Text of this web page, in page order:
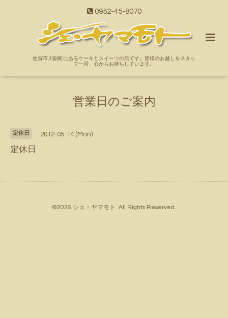
0952-45-8070
佐賀市川副町にあるケーキとスイーツの店です。皆様のお越しをスタッ
フ一同、心からお待ちしています。
営業日のご案内
定休日 2012-05-14 (Mon)
定休日
©2026 シェ・ヤマモト . All Rights Reserved.